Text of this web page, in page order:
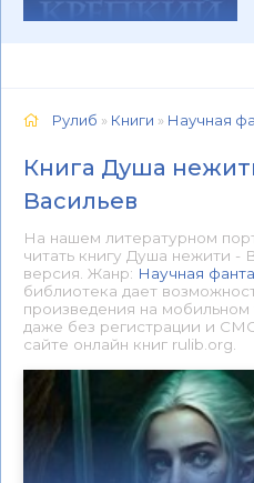
Рулиб » Книги » Научная
Книга Душа
Васильев
На нашем литературном
читать книгу Душа нежити -
версия. Жанр: Научная
библиотека дает
произведения на
даже без регистрации и
сайте онлайн книг rulib.org.